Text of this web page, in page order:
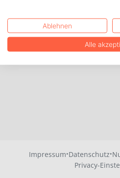
Impressum·Datenschutz·
Privacy-
Ablehnen
Alle